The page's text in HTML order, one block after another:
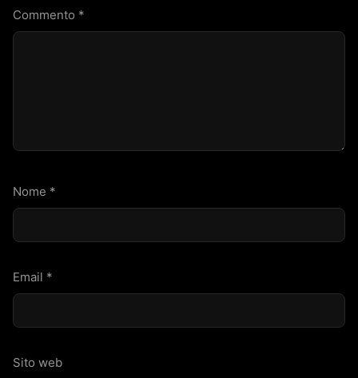
Commento *
Nome *
Email *
Sito web